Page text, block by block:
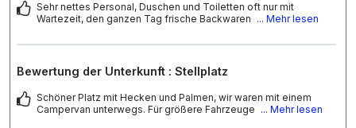
Sehr nettes Personal, Duschen und Toiletten oft nur mit
Wartezeit, den ganzen Tag frische Backwaren ... Mehr lesen
Bewertung der Unterkunft : Stellplatz
Schöner Platz mit Hecken und Palmen, wir waren mit einem
Campervan unterwegs. Für größere Fahrzeuge ... Mehr lesen